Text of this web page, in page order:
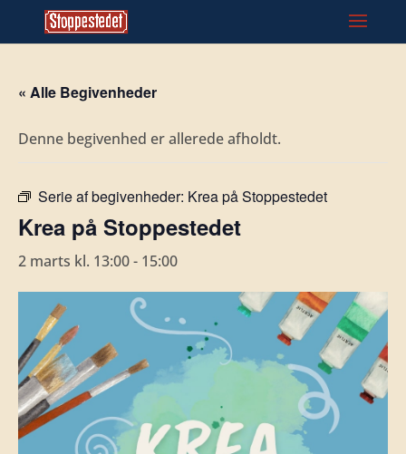
« Alle Begivenheder
Denne begivenhed er allerede afholdt.
Serie af begivenheder: Krea på Stoppestedet
Krea på Stoppestedet
2 marts kl. 13:00- 15:00